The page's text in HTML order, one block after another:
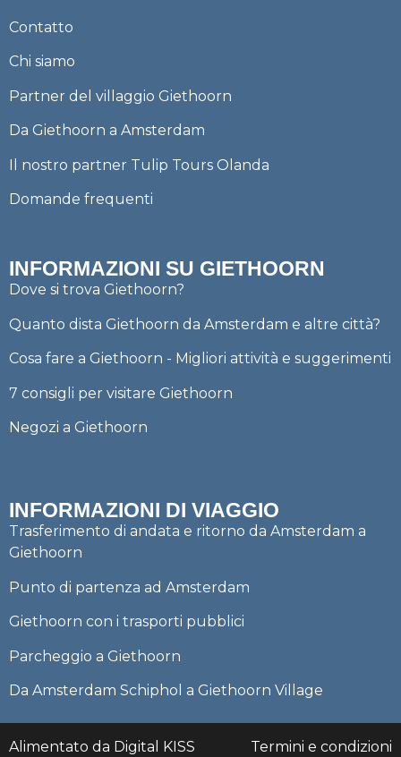
Contatto
Chi siamo
Partner del villaggio Giethoorn
Da Giethoorn a Amsterdam
Il nostro partner Tulip Tours Olanda
Domande frequenti
INFORMAZIONI SU GIETHOORN
Dove si trova Giethoorn?
Quanto dista Giethoorn da Amsterdam e altre città?
Cosa fare a Giethoorn - Migliori attività e suggerimenti
7 consigli per visitare Giethoorn
Negozi a Giethoorn
INFORMAZIONI DI VIAGGIO
Trasferimento di andata e ritorno da Amsterdam a
Giethoorn
Punto di partenza ad Amsterdam
Giethoorn con i trasporti pubblici
Parcheggio a Giethoorn
Da Amsterdam Schiphol a Giethoorn Village
Alimentato da Digital KISS
Termini e condizioni